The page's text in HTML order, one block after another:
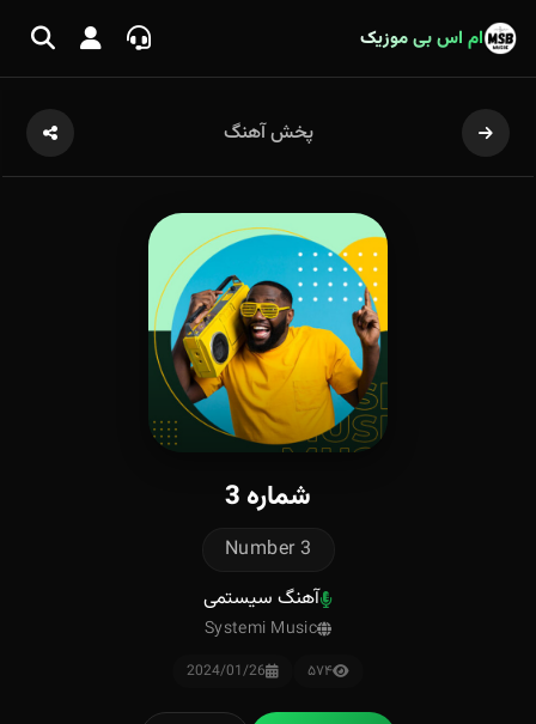
ام اس بی موزیک
پخش آهنگ
شماره 3
Number 3
آهنگ سیستمی
Systemi Music
۵۷۴ 2024/01/26